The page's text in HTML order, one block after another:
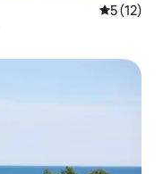
5 de uma
5 (12)